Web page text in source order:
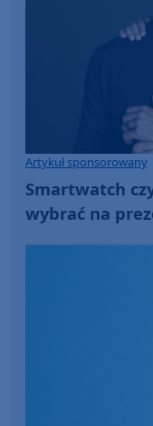
Artykuł sponsorowany
Smartwatch
wybrać na